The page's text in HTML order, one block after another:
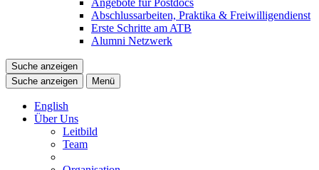
Angebote für Postdocs
Abschlussarbeiten, Praktika & Freiwilligendienst
Erste Schritte am ATB
Alumni Netzwerk
Suche anzeigen
Suche anzeigen
Menü
English
Über Uns
Leitbild
Team